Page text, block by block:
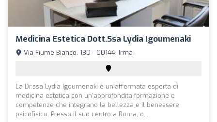
Medicina Estetica Dott.ssa Lydia Igoumenaki
Via Fiume Bianco, 130 - 00144, Irma
La Dr.ssa Lydia Igoumenaki è un'affermata esperta di
medicina estetica con un'approfondita formazione e
competenze che integrano la bellezza e il benessere
psicofisico. Presso il suo centro a Roma, o...